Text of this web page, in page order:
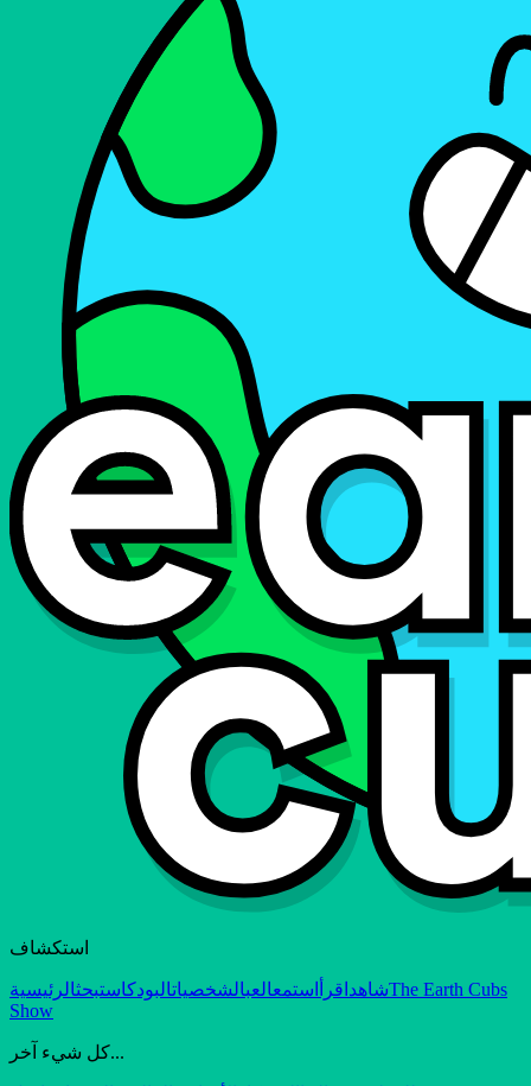
استكشاف
شاهد اقرأ استمعالعبالشخصياتالبودكاستبحثالرئيسية
The Earth Cubs
Show
كل شيء آخر...